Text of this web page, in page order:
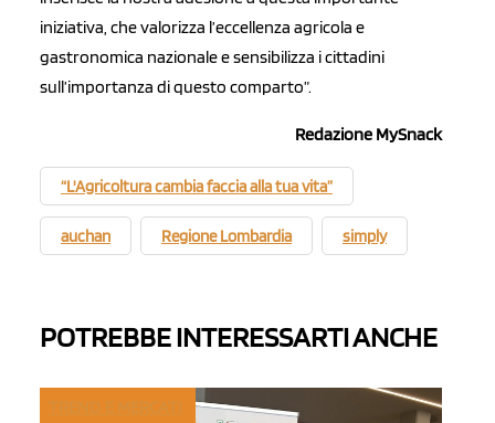
iniziativa, che valorizza l’eccellenza agricola e
gastronomica nazionale e sensibilizza i cittadini
sull’importanza di questo comparto”.
Redazione MySnack
“L'Agricoltura cambia faccia alla tua vita”
auchan Regione Lombardia simply
POTREBBE INTERESSARTI ANCHE